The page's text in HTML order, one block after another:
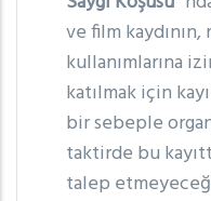
ve film
kullanımlarına
katılmak için
bir sebeple
taktirde bu
talep